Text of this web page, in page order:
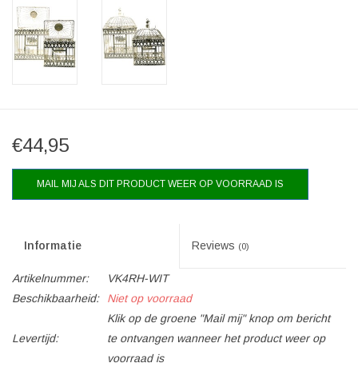
€44,95
MAIL MIJ ALS DIT PRODUCT WEER OP VOORRAAD IS
Informatie Reviews (0)
Artikelnummer:
VK4RH-WIT
Beschikbaarheid:
Niet op voorraad
Levertijd:
Klik op de groene "Mail mij" knop om bericht
te ontvangen wanneer het product weer op
voorraad is